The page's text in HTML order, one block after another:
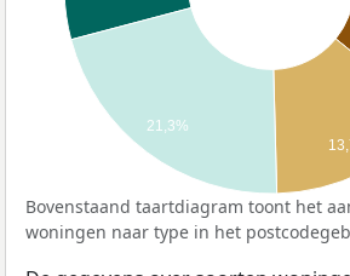
21,3%
Bovenstaand taartdiagram toont het
woningen naar type in het